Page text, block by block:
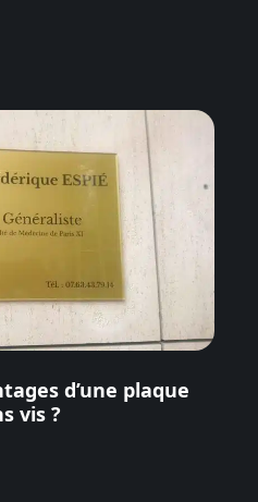
d’une plaque
vis ?